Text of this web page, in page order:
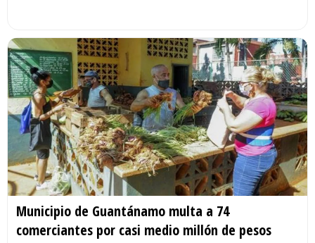
Municipio de Guantánamo multa a 74
comerciantes por casi medio millón de pesos